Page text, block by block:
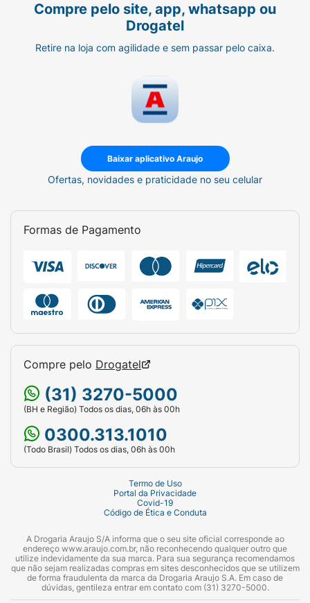
Compre pelo site, app, whatsapp ou
Drogatel
Retire na loja com agilidade e sem passar pelo caixa.
Baixar aplicativo Araujo
Ofertas, novidades e praticidade no seu celular
Formas de Pagamento
Compre pelo Drogatel
(31) 3270-5000
(BH e Região) Todos os dias, 06h às 00h
0300.313.1010
(Todo Brasil) Todos os dias, 06h às 00h
Termo de Uso
Portal da Privacidade
Covid-19
Código de Ética e Conduta
A Drogaria Araujo S/A informa que o seu site oficial corresponde ao
endereço www.araujo.com.br, não reconhecendo qualquer outro que
utilize indevidamente da sua marca. Para sua segurança recomendamos
que não sejam realizadas compras em sites desconhecidos que se utilizem
de forma fraudulenta da marca da Drogaria Araujo S.A. Em caso de
dúvidas, gentileza entrar em contato com (31) 3270-5000.